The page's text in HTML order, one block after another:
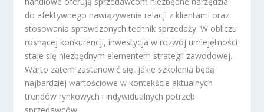
do efektywnego nawiązywania relacji z klientami oraz
stosowania sprawdzonych technik sprzedaży. W obliczu
rosnącej konkurencji, inwestycja w rozwój umiejętności
staje się niezbędnym elementem strategii zawodowej.
Warto zatem zastanowić się, jakie szkolenia będą
najbardziej wartościowe w kontekście aktualnych
trendów rynkowych i indywidualnych potrzeb
sprzedawców.